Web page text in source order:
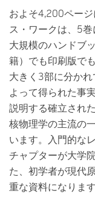
およそ4,200ペー
ス・ワークは、5
大規模のハンドブ
籍）でも印刷版で
大きく3部に分か
よって得られた事
説明する確立され
核物理学の主流の
います。入門的な
チャプターが大学
た、初学者が現代
重な資料になります